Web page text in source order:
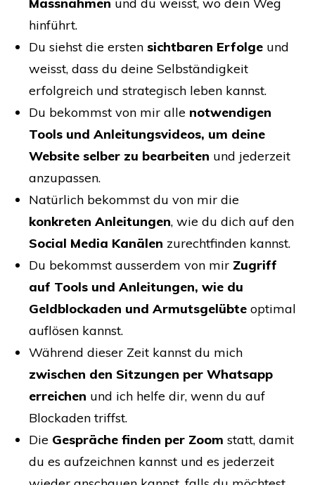
hinführt.
Du siehst die ersten sichtbaren Erfolge und
weisst, dass du deine Selbständigkeit
erfolgreich und strategisch leben kannst.
Du bekommst von mir alle notwendigen
Tools und Anleitungsvideos, um deine
Website selber zu bearbeiten und jederzeit
anzupassen.
Natürlich bekommst du von mir die
konkreten Anleitungen, wie du dich auf den
Social Media Kanälen zurechtfinden kannst.
Du bekommst ausserdem von mir Zugriff
auf Tools und Anleitungen, wie du
Geldblockaden und Armutsgelübte optimal
auflösen kannst.
Während dieser Zeit kannst du mich
zwischen den Sitzungen per Whatsapp
erreichen und ich helfe dir, wenn du auf
Blockaden triffst.
Die Gespräche finden per Zoom statt, damit
du es aufzeichnen kannst und es jederzeit